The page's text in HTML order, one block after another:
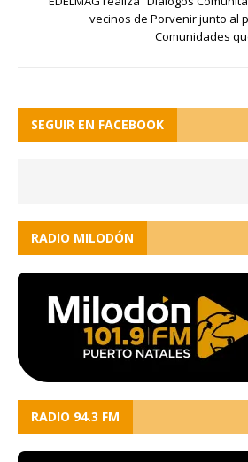
vecinos de Porvenir junto al
Comunidades
SEGUIR EN FACEBOOK
RADIO MILODÓN
RADIO 94.3 FM